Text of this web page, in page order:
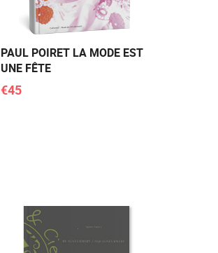
PAUL POIRET LA MODE EST
UNE FÊTE
€45